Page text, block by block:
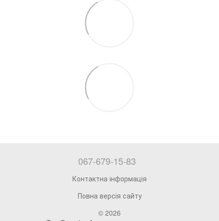
067-679-15-83
Контактна інформація
Повна версія сайту
© 2026